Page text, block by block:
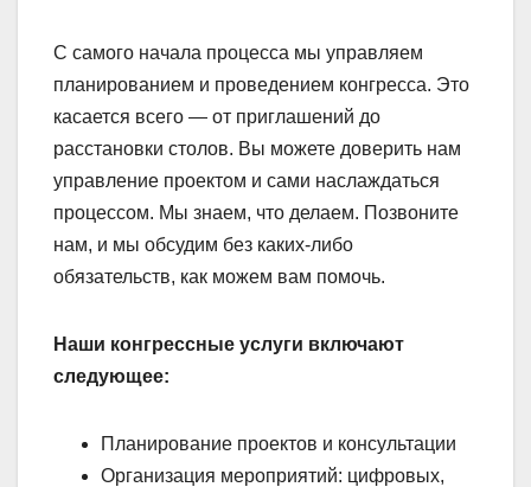
С самого начала процесса мы управляем
планированием и проведением конгресса. Это
касается всего — от приглашений до
расстановки столов. Вы можете доверить нам
управление проектом и сами наслаждаться
процессом. Мы знаем, что делаем. Позвоните
нам, и мы обсудим без каких-либо
обязательств, как можем вам помочь.
Наши конгрессные услуги включают
следующее:
Планирование проектов и консультации
Организация мероприятий: цифровых,